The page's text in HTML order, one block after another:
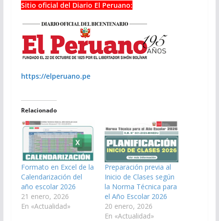
Sitio oficial del Diario El Peruano:
https://elperuano.pe
Relacionado
Formato en Excel de la
Calendarización del
año escolar 2026
21 enero, 2026
En «Actualidad»
Preparación previa al
Inicio de Clases según
la Norma Técnica para
el Año Escolar 2026
20 enero, 2026
En «Actualidad»